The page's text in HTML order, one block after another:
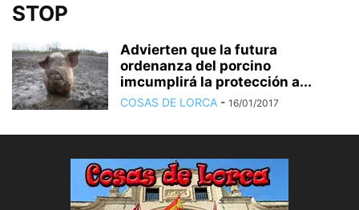
STOP
Advierten que la futura
ordenanza del porcino
imcumplirá la protección a...
COSAS DE LORCA - 16/01/2017